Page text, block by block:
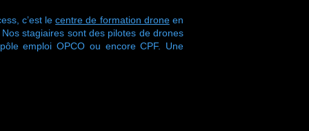
c’est lecentre de formation droneen
stagiaires sont des pilotes de drones
emploi OPCO ou encore CPF. Une